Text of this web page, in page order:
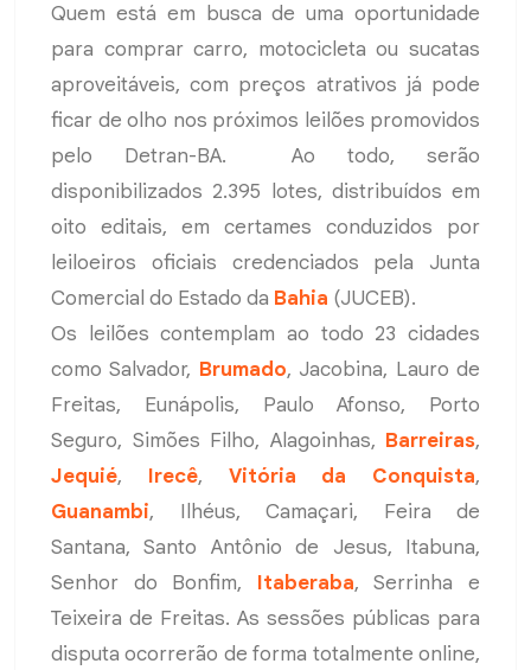
Quem está em busca de uma oportunidade
para comprar carro, motocicleta ou sucatas
aproveitáveis, com preços atrativos já pode
ficar de olho nos próximos leilões promovidos
pelo Detran-BA. Ao todo, serão
disponibilizados 2.395 lotes, distribuídos em
oito editais, em certames conduzidos por
leiloeiros oficiais credenciados pela Junta
Comercial do Estado da Bahia (JUCEB).
Os leilões contemplam ao todo 23 cidades
como Salvador, Brumado, Jacobina, Lauro de
Freitas, Eunápolis, Paulo Afonso, Porto
Seguro, Simões Filho, Alagoinhas, Barreiras,
Jequié, Irecê, Vitória da Conquista,
Guanambi, Ilhéus, Camaçari, Feira de
Santana, Santo Antônio de Jesus, Itabuna,
Senhor do Bonfim, Itaberaba, Serrinha e
Teixeira de Freitas. As sessões públicas para
disputa ocorrerão de forma totalmente online,